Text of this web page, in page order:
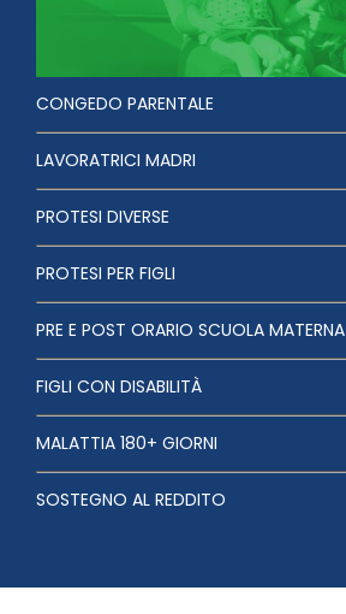
CONGEDO PARENTALE
LAVORATRICI MADRI
PROTESI DIVERSE
PROTESI PER FIGLI
PRE E POST ORARIO SCUOLA MATERNA
FIGLI CON DISABILITÀ
MALATTIA 180+ GIORNI
SOSTEGNO AL REDDITO